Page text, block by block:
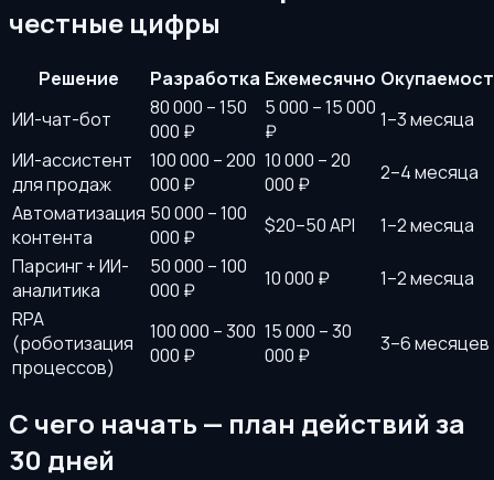
честные цифры
Решение Разработка Ежемесячно
ИИ-чат-бот
80 000 – 150
000 ₽
5 000 – 15 000
₽
1–3 месяца
ИИ-ассистент
для продаж
100 000 – 200
000 ₽
10 000 – 20
000 ₽
2–4 месяца
Автоматизация
контента
50 000 – 100
000 ₽
$20–50 API
1–2 месяца
Парсинг + ИИ-
аналитика
50 000 – 100
000 ₽
10 000 ₽
1–2 месяца
RPA
(роботизация
процессов)
100 000 – 300
000 ₽
15 000 – 30
000 ₽
3–6 месяцев
С чего начать — план действий за
30 дней